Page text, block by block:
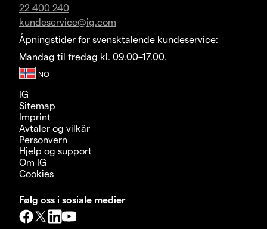
22 400 240
kundeservice@ig.com
Åpningstider for svensktalende kundeservice:
Mandag til fredag kl. 09.00–17.00.
IG
Sitemap
Imprint
Avtaler og vilkår
Personvern
Hjelp og support
Om IG
Cookies
Følg oss i sosiale medier